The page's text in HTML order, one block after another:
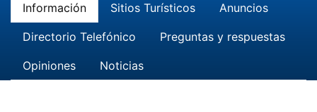
Información Sitios Turísticos Anuncios
Directorio Telefónico Preguntas y respuestas
Opiniones Noticias